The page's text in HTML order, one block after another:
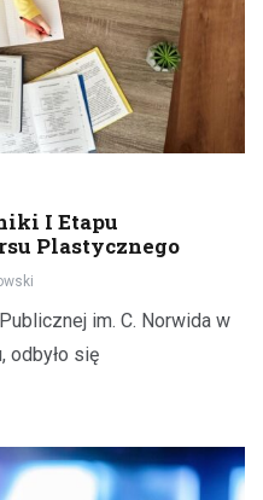
I Etapu
Plastycznego
im. C. Norwida w
odbyło się